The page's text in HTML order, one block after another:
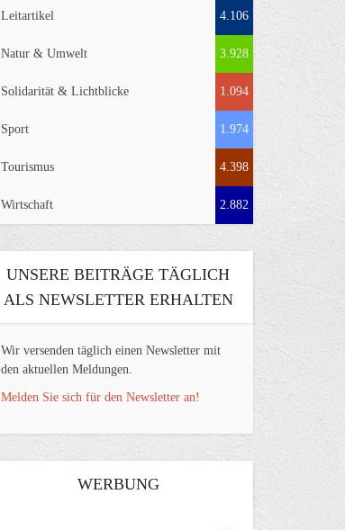
Leitartikel 4.106
Natur & Umwelt 3.928
Solidarität & Lichtblicke 1.094
Sport 1.974
Tourismus 4.398
Wirtschaft 2.882
UNSERE BEITRÄGE TÄGLICH
ALS NEWSLETTER ERHALTEN
Wir versenden täglich einen Newsletter mit
den aktuellen Meldungen.
Melden Sie sich für den Newsletter an!
WERBUNG